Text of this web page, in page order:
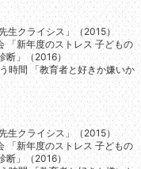
生クライシス」（2015）
「新年度のストレス 子どもの
断」（2016）
時間 「教育者と好きか嫌いか
生クライシス」（2015）
「新年度のストレス 子どもの
断」（2016）